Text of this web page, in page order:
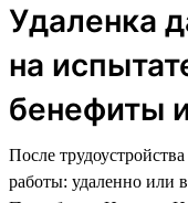
Удаленка
на
бенефиты
После
работы: удаленно